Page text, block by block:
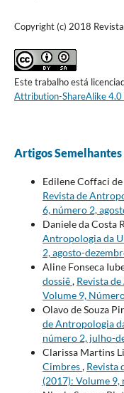
Copyright (c) 2018
Este trabalho está
Attribution-ShareAlike 4.0
Artigos Semelhantes
Edilene Coffaci
Revista de
6, número 2,
Daniele da Costa
Antropologia da
2, agosto-
Aline Fonseca
dossiê, Revista
Volume 9,
Olavo de Souza
de Antropologia
número 2, julho-
Clarissa Martins
Cimbres, Revista
(2017): Volume